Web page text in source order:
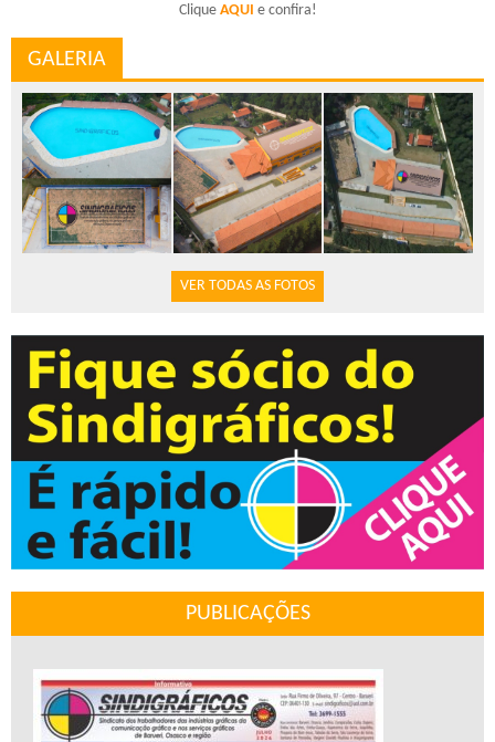
Clique AQUI e confira!
GALERIA
VER TODAS AS FOTOS
PUBLICAÇÕES